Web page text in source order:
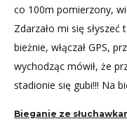
co 100m pomierzony,
Zdarzało mi się
bieżnie, włączał GPS,
wychodząc mówił, że
stadionie się gubi!!! Na
Bieganie ze